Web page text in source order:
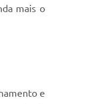
mais o
e